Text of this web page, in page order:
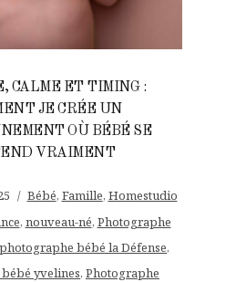
CALME ET TIMING :
JE CRÉE UN
OÙ BÉBÉ SE
VRAIMENT
Bébé, Famille, Homestudio
, nouveau-né, Photographe
photographe bébé la Défense,
yvelines, Photographe